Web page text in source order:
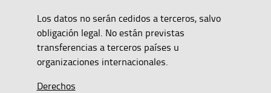
Los datos no serán cedidos a terceros, salvo
obligación legal. No están previstas
transferencias a terceros países u
organizaciones internacionales.
Derechos